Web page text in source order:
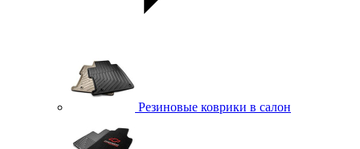
Резиновые коврики в салон